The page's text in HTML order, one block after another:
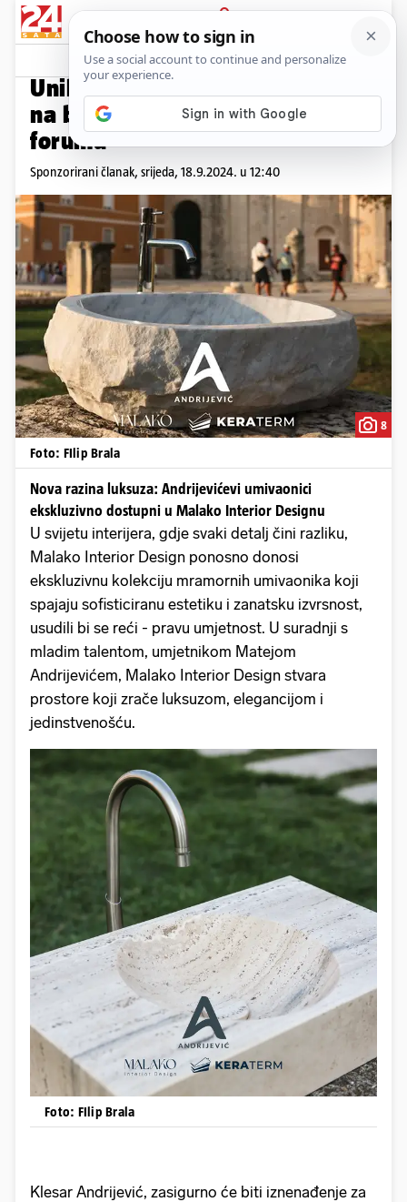
PRIJAVA
Promo sadržaj
Unikatni mramorni umivaonici
na bezvremenskom zadarskom
forumu
Sponzorirani članak, srijeda, 18.9.2024. u 12:40
8
Foto: FIlip Brala
Nova razina luksuza: Andrijevićevi umivaonici
ekskluzivno dostupni u Malako Interior Designu
U svijetu interijera, gdje svaki detalj čini razliku,
Malako Interior Design ponosno donosi
ekskluzivnu kolekciju mramornih umivaonika koji
spajaju sofisticiranu estetiku i zanatsku izvrsnost,
usudili bi se reći - pravu umjetnost. U suradnji s
mladim talentom, umjetnikom Matejom
Andrijevićem, Malako Interior Design stvara
prostore koji zrače luksuzom, elegancijom i
jedinstvenošću.
Foto: FIlip Brala
Klesar Andrijević, zasigurno će biti iznenađenje za